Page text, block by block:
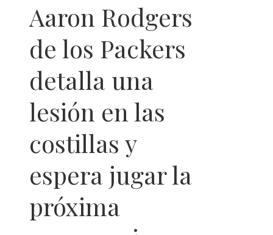
Aaron Rodgers
de los Packers
detalla una
lesión en las
costillas y
espera jugar la
próxima